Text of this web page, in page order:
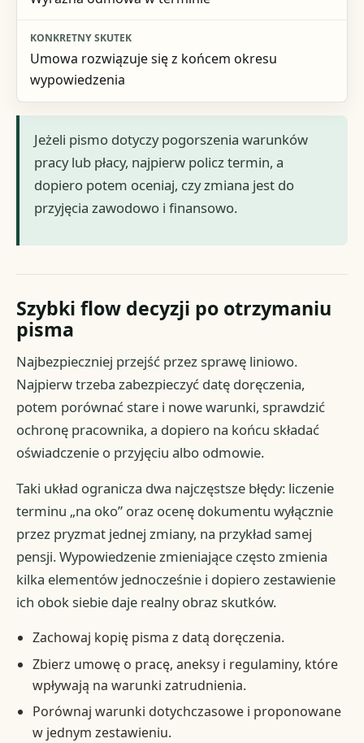
Umowa rozwiązuje się z końcem okresu
wypowiedzenia
Jeżeli pismo dotyczy pogorszenia warunków
pracy lub płacy, najpierw policz termin, a
dopiero potem oceniaj, czy zmiana jest do
przyjęcia zawodowo i finansowo.
Szybki flow decyzji po otrzymaniu
pisma
Najbezpieczniej przejść przez sprawę liniowo.
Najpierw trzeba zabezpieczyć datę doręczenia,
potem porównać stare i nowe warunki, sprawdzić
ochronę pracownika, a dopiero na końcu składać
oświadczenie o przyjęciu albo odmowie.
Taki układ ogranicza dwa najczęstsze błędy: liczenie
terminu „na oko” oraz ocenę dokumentu wyłącznie
przez pryzmat jednej zmiany, na przykład samej
pensji. Wypowiedzenie zmieniające często zmienia
kilka elementów jednocześnie i dopiero zestawienie
ich obok siebie daje realny obraz skutków.
Zachowaj kopię pisma z datą doręczenia.
Zbierz umowę o pracę, aneksy i regulaminy, które
wpływają na warunki zatrudnienia.
Porównaj warunki dotychczasowe i proponowane
w jednym zestawieniu.